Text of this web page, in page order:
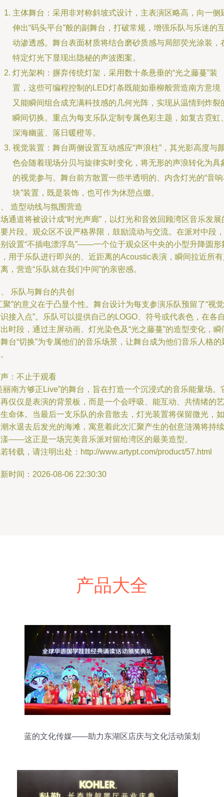
主体舞台：采用非对称斜坡式设计，主表演区略高，向一侧
伸出“码头平台”般的副舞台，打破常规，增强乐队与乐迷的
动渗透感。舞台表面材质将结合磨砂质感与局部荧光涂装，
特定灯光下显现出隐秘的声波图案。
灯光架构：摒弃传统灯架，采用数十条悬垂的“光之藤蔓”装
置，这些可编程控制的LED灯条既能如垂柳般营造南方意境
又能瞬间组合成充满科技感的几何光阵，实现从温情到炸裂
瞬间切换。重点为每支乐队定制专属色彩主题，如复古霓虹
深海幽蓝、落日暖橙等。
视觉装置：舞台两侧设置互动感应“声浪柱”，其光影高度与
色会随着现场分贝与旋律实时变化，将无形的声浪转化为具
的视觉参与。舞台前方散置一些半透明的、内含灯光的“音
块”装置，既是装饰，也可作为休憩点缀。
造型动线与氛围营造
通道将被设计成“时光声廊”，以灯光和音效回顾湾区音乐发展
片段。观众区不设严格界限，鼓励流动与交流。在派对中段，
设置“不插电漂浮岛”——一个位于观众区中央的小型升降圆形
用于乐队进行即兴的、近距离的Acoustic表演，瞬间拉近所
，营造“乐队就在我们中间”的亲密感。
乐队与舞台的共创
聚”的意义在于凸显个性。舞台设计为每支参演乐队预留了“视觉
接入点”。乐队可以提供自己的LOGO、符号或代表色，在各
时段，通过主屏动画、灯光染色及“光之藤蔓”的造型变化，瞬
台“切换”为专属他们的音乐场景，让舞台成为他们音乐人格的
：不止于观看
丽南方够正Live”的舞台，旨在打造一个沉浸式的音乐能量场。
仅仅是表演的背景板，而是一个会呼吸、能互动、共情绪的艺
命体。当最后一支乐队的余音散去，灯光装置将保留微光，如
水退去后发光的海滩，寓意着此次汇聚产生的创意涟漪将持续
——这正是一场完美音乐派对留给湾区的最美造型。
转载，请注明出处：http://www.artypt.com/product/57.html
时间：2026-08-06 22:30:30
产品大全
蓝的文化传媒——助力东湖区店庆与文化活动策划